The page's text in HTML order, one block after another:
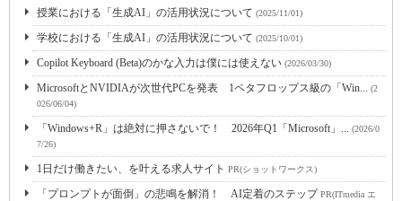
授業における「生成AI」の活用状況について (2025/11/01)
学校における「生成AI」の活用状況について (2025/10/01)
Copilot Keyboard (Beta)のかな入力は僕には使えない (2026/03/30)
MicrosoftとNVIDIAが次世代PCを発表 1ペタフロップス級の「Win... (2
026/06/04)
「Windows+R」は絶対に押さないで！ 2026年Q1「Microsoft」... (2026/0
7/26)
1日だけ働きたい、を叶える求人サイト PR(ショットワークス)
「プロンプトが面倒」の悲鳴を解消！ AI定着のステップPR(ITmedia エ